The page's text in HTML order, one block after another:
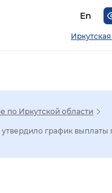
En
по Иркутской области
график выплаты